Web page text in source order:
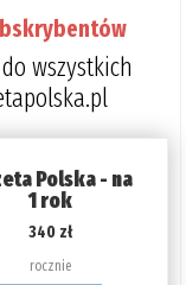
wszystkich
Polska - na
1 rok
340 zł
rocznie